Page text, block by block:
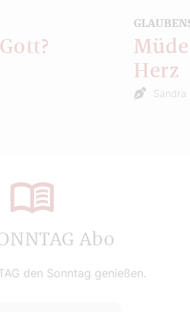
Herz
Sandra
Abo
den Sonntag genießen.